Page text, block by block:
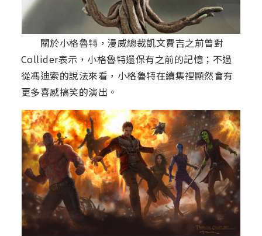
關於小格魯特，漫威總裁凱文費吉之前曾對
Collider表示，小格魯特還保有之前的記憶；不過
從馮迪索的說法來看，小格魯特在續集裡顯然會有
更多喜感搞笑的演出。